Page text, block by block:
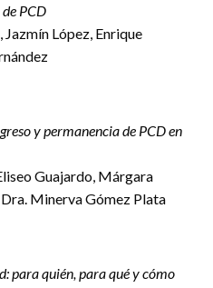
PCD
López, Enrique
y permanencia de PCD en
Guajardo, Márgara
Minerva Gómez Plata
para quién, para qué y cómo